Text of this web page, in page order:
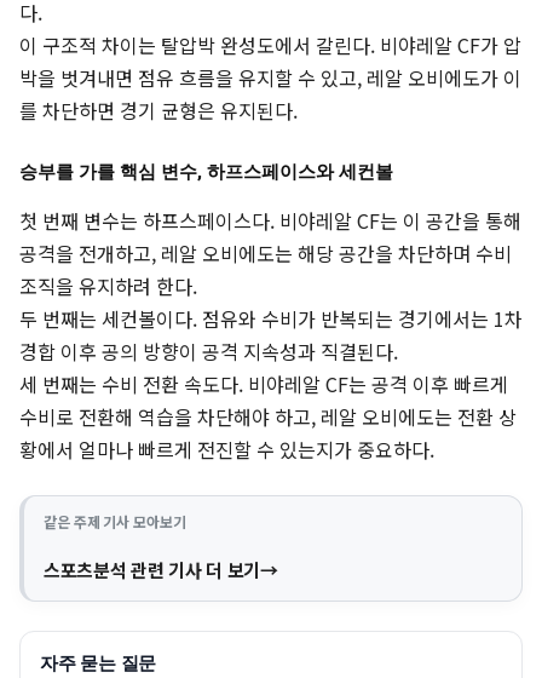
다.
이 구조적 차이는 탈압박 완성도에서 갈린다. 비야레알 CF가 압
박을 벗겨내면 점유 흐름을 유지할 수 있고, 레알 오비에도가 이
를 차단하면 경기 균형은 유지된다.
승부를 가를 핵심 변수, 하프스페이스와 세컨볼
첫 번째 변수는 하프스페이스다. 비야레알 CF는 이 공간을 통해
공격을 전개하고, 레알 오비에도는 해당 공간을 차단하며 수비
조직을 유지하려 한다.
두 번째는 세컨볼이다. 점유와 수비가 반복되는 경기에서는 1차
경합 이후 공의 방향이 공격 지속성과 직결된다.
세 번째는 수비 전환 속도다. 비야레알 CF는 공격 이후 빠르게
수비로 전환해 역습을 차단해야 하고, 레알 오비에도는 전환 상
황에서 얼마나 빠르게 전진할 수 있는지가 중요하다.
같은 주제 기사 모아보기
스포츠분석 관련 기사 더 보기
자주 묻는 질문